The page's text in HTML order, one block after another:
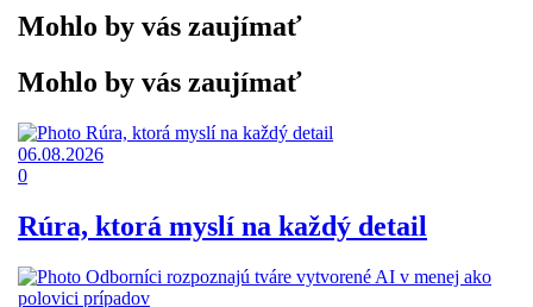
Mohlo by vás zaujímať
Mohlo by vás zaujímať
06.08.2026
0
Rúra, ktorá myslí na každý detail